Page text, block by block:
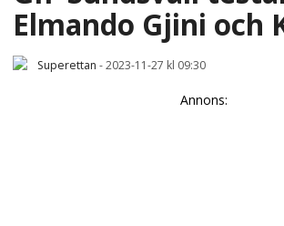
Elmando Gjini och
Superettan -2023-11-27 kl 09:30
Annons: